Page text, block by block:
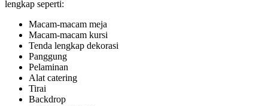
lengkap seperti:
Macam-macam meja
Macam-macam kursi
Tenda lengkap dekorasi
Panggung
Pelaminan
Alat catering
Tirai
Backdrop